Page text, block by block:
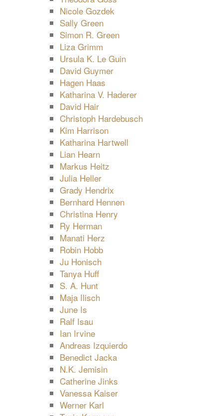
Nicole Gozdek
Sally Green
Simon R. Green
Liza Grimm
Ursula K. Le Guin
David Guymer
Hagen Haas
Katharina V. Haderer
David Hair
Christoph Hardebusch
Kim Harrison
Katharina Hartwell
Lian Hearn
Markus Heitz
Julia Heller
Grady Hendrix
Bernhard Hennen
Christina Henry
Ry Herman
Manati Herz
Robin Hobb
Ju Honisch
Tanya Huff
S. A. Hunt
Maja Ilisch
June Is
Ralf Isau
Ian Irvine
Andreas Izquierdo
Benedict Jacka
N.K. Jemisin
Catherine Jinks
Vanessa Kaiser
Werner Karl